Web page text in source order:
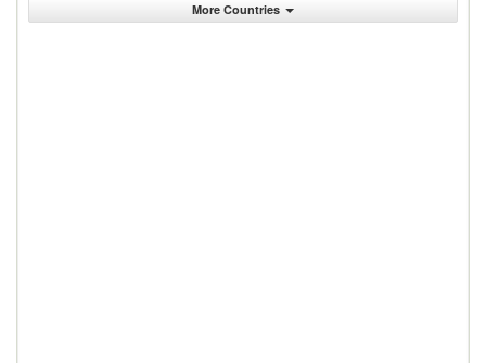
More Countries